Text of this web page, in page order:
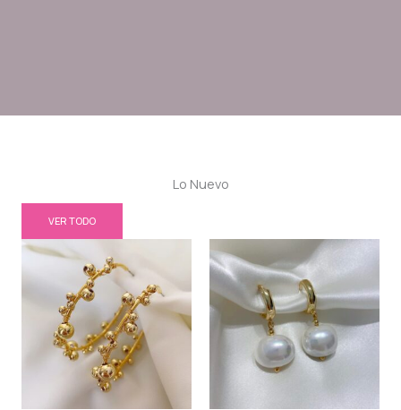
Lo Nuevo
VER TODO